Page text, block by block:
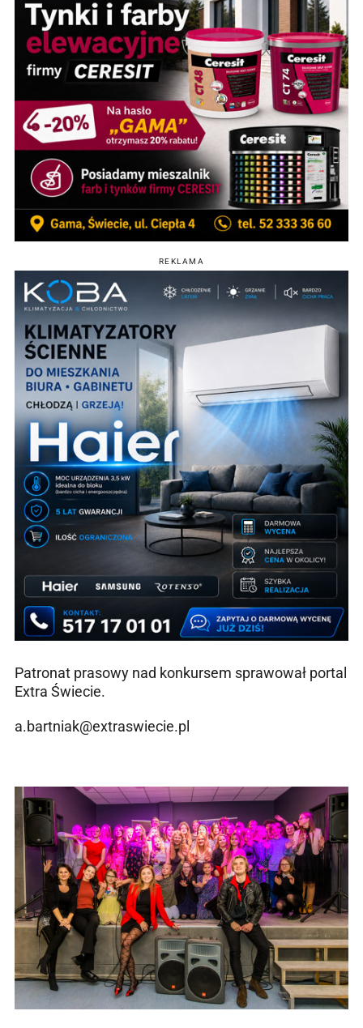
REKLAMA
Patronat prasowy nad konkursem sprawował portal
Extra Świecie.
a.bartniak@extraswiecie.pl